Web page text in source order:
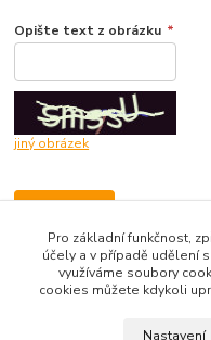
Opište text z obrázku *
jiný obrázek
kupujícímu účtenku.
Pro základní funkčnost,
účely a v případě udělení
využíváme soubory
cookies můžete kdykoli
Nastavení